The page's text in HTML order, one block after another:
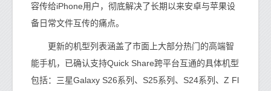
容传给iPhone用户，彻底解决了长期以来安卓与苹果设
备日常文件互传的痛点。
更新的机型列表涵盖了市面上大部分热门的高端智
能手机，已确认支持Quick Share跨平台互通的具体机型
包括：三星Galaxy S26系列、S25系列、S24系列、Z Fl